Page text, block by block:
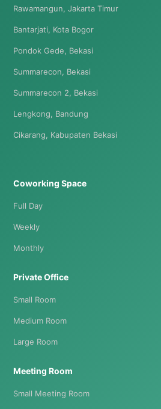
Rawamangun, Jakarta Timur
Bantarjati, Kota Bogor
Pondok Gede, Bekasi
Summarecon, Bekasi
Summarecon 2, Bekasi
Lengkong, Bandung
Cikarang, Kabupaten Bekasi
Coworking Space
Full Day
Weekly
Monthly
Private Office
Small Room
Medium Room
Large Room
Meeting Room
Small Meeting Room